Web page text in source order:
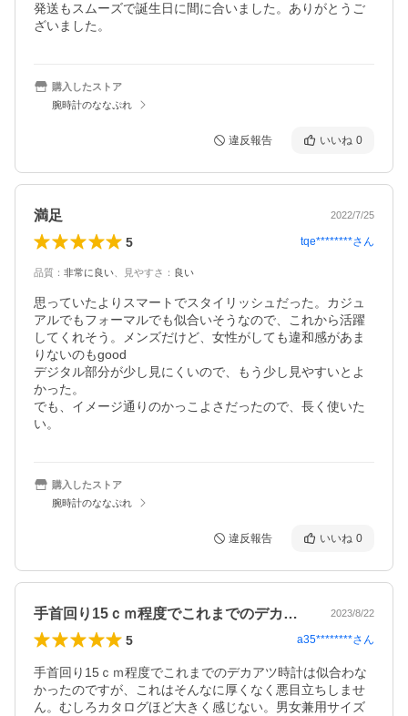
発送もスムーズで誕生日に間に合いました。ありがとうご
ざいました。
購入したストア
腕時計のななぷれ
違反報告 いいね 0
満足 2022/7/25
5 tqe********さん
品質 ： 非常に良い 見やすさ ： 良い
思っていたよりスマートでスタイリッシュだった。カジュ
アルでもフォーマルでも似合いそうなので、これから活躍
してくれそう。メンズだけど、女性がしても違和感があま
りないのもgood
デジタル部分が少し見にくいので、もう少し見やすいとよ
かった。
でも、イメージ通りのかっこよさだったので、長く使いた
い。
購入したストア
腕時計のななぷれ
違反報告 いいね 0
手首回り15ｃｍ程度でこれまでのデカア… 2023/8/22
5 a35********さん
手首回り15ｃｍ程度でこれまでのデカアツ時計は似合わな
かったのですが、これはそんなに厚くなく悪目立ちしませ
ん。むしろカタログほど大きく感じない。男女兼用サイズ